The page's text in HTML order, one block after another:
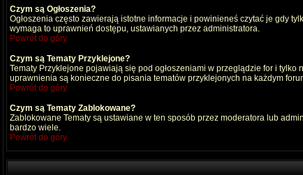
Czym są Ogłoszenia?
Ogłoszenia często zawierają istotne informacje i powinieneś czytać je gdy
wymaga to uprawnień dostępu, ustawianych przez administratora.
Powrót do góry
Czym są Tematy Przyklejone?
Tematy Przyklejone pojawiają się pod ogłoszeniami w przeglądzie for i
uprawnienia są konieczne do pisania tematów przyklejonych na każdym
Powrót do góry
Czym są Tematy Zablokowane?
Zablokowane Tematy są ustawiane w ten sposób przez moderatora lub
bardzo wiele.
Powrót do góry